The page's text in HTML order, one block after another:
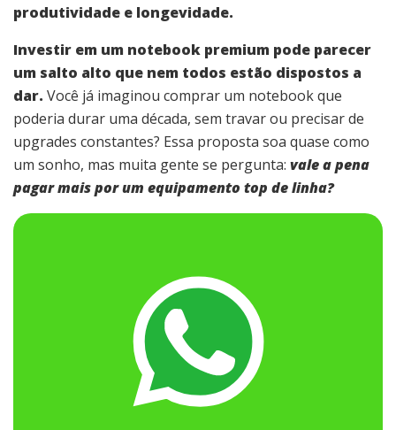
produtividade e longevidade.
Investir em um notebook premium pode parecer
um salto alto que nem todos estão dispostos a
dar. Você já imaginou comprar um notebook que
poderia durar uma década, sem travar ou precisar de
upgrades constantes? Essa proposta soa quase como
um sonho, mas muita gente se pergunta: vale a pena
pagar mais por um equipamento top de linha?